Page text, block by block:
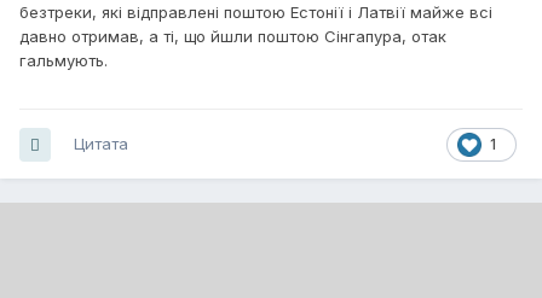
безтреки, які відправлені поштою Естонії і Латвії майже всі
давно отримав, а ті, що йшли поштою Сінгапура, отак
гальмують.
1
Цитата